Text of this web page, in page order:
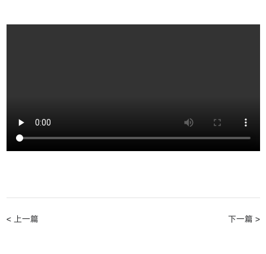
< 上一篇 下一篇 >